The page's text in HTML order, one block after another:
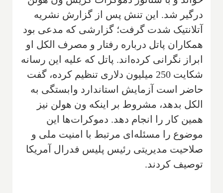
درگیر شد. این تنش پس از گزارش نشریه
آتلانتیک شدت گرفت؛ گزارشی که مدعی بود
همکاران پاتل درباره رفتار و مصرف الکل او
ابراز نگرانی کرده‌اند. پاتل که علیه این رسانه
شکایت 250 میلیون دلاری تنظیم کرده، گفت
حاضر است آزمایش استاندارد وابستگی به
الکل بدهد، مشروط بر اینکه ون هولن نیز
همین کار را انجام دهد. دموکرات‌ها این
موضوع را مسئله‌ای مرتبط با امنیت ملی و
صلاحیت مدیریتی رئیس پلیس فدرال آمریکا
توصیف کردند.